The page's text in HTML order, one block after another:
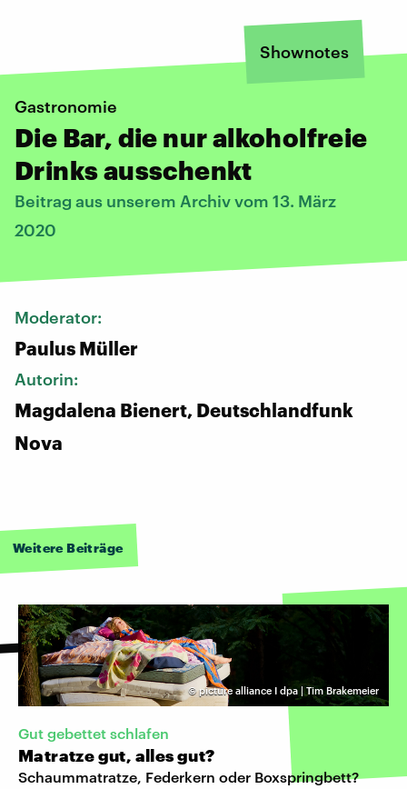
Shownotes
Gastronomie
Die Bar, die nur alkoholfreie
Drinks ausschenkt
Beitrag aus unserem Archiv vom 13. März
2020
Moderator:
Paulus Müller
Autorin:
Magdalena Bienert, Deutschlandfunk
Nova
Weitere Beiträge
©picture alliance I dpa | Tim Brakemeier
Gut gebettet schlafen
Matratze gut, alles gut?
Schaummatratze, Federkern oder Boxspringbett?